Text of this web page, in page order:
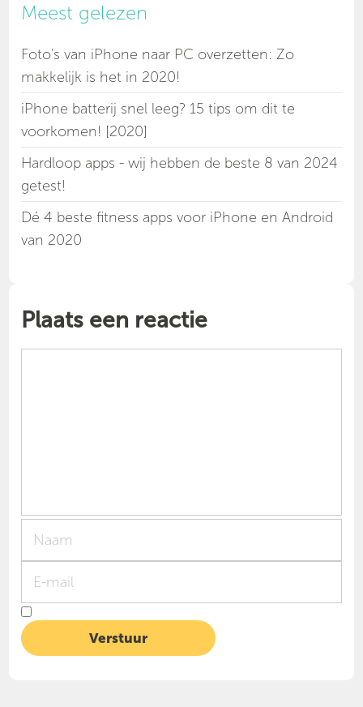
Meest gelezen
Foto's van iPhone naar PC overzetten: Zo
makkelijk is het in 2020!
iPhone batterij snel leeg? 15 tips om dit te
voorkomen! [2020]
Hardloop apps - wij hebben de beste 8 van 2024
getest!
Dé 4 beste fitness apps voor iPhone en Android
van 2020
Plaats een reactie